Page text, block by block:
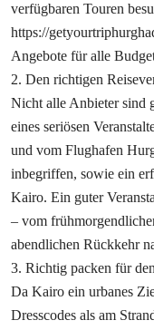
verfügbaren Touren
https://
Angebote für alle
2. Den richtigen
Nicht alle Anbieter sind
eines seriösen
und vom Flughafen
inbegriffen, sowie ein
Kairo. Ein guter
– vom
abendlichen Rückkehr
3. Richtig packen für
Da Kairo ein urbanes
Dresscodes als am